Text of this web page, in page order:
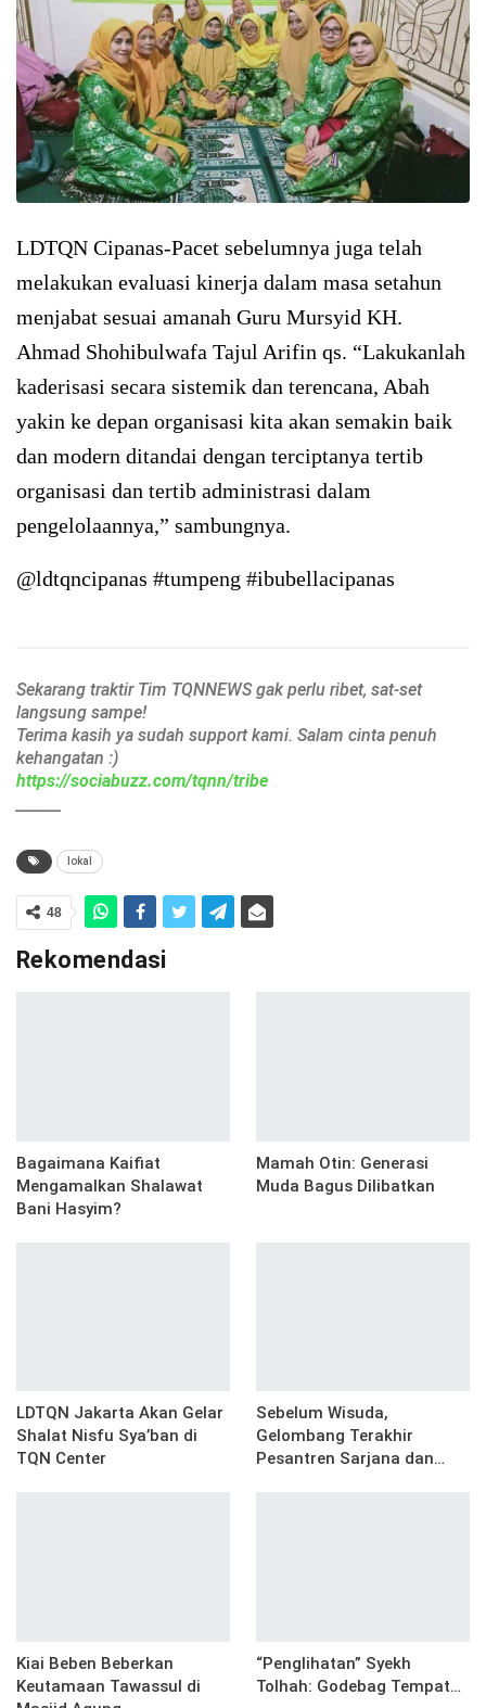
LDTQN Cipanas-Pacet sebelumnya juga telah
melakukan evaluasi kinerja dalam masa setahun
menjabat sesuai amanah Guru Mursyid KH.
Ahmad Shohibulwafa Tajul Arifin qs. “Lakukanlah
kaderisasi secara sistemik dan terencana, Abah
yakin ke depan organisasi kita akan semakin baik
dan modern ditandai dengan terciptanya tertib
organisasi dan tertib administrasi dalam
pengelolaannya,” sambungnya.
@ldtqncipanas #tumpeng #ibubellacipanas
Sekarang traktir Tim TQNNEWS gak perlu ribet, sat-set
langsung sampe!
Terima kasih ya sudah support kami. Salam cinta penuh
kehangatan :)
https://sociabuzz.com/tqnn/tribe
lokal
48
Rekomendasi
Bagaimana Kaifiat
Mengamalkan Shalawat
Bani Hasyim?
Mamah Otin: Generasi
Muda Bagus Dilibatkan
LDTQN Jakarta Akan Gelar
Shalat Nisfu Sya’ban di
TQN Center
Sebelum Wisuda,
Gelombang Terakhir
Pesantren Sarjana dan…
Kiai Beben Beberkan
Keutamaan Tawassul di
“Penglihatan” Syekh
Tolhah: Godebag Tempat…